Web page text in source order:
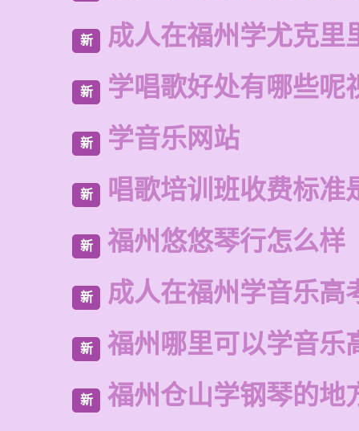
新 成人在福州学尤克里
新 学唱歌好处有哪些呢
新 学音乐网站
新 唱歌培训班收费标准
新 福州悠悠琴行怎么样
新 成人在福州学音乐高
新 福州哪里可以学音乐
新 福州仓山学钢琴的地